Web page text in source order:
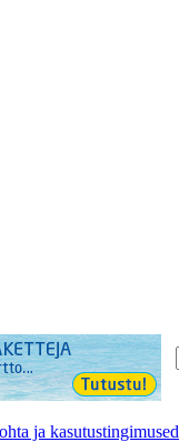
ja kasutustingimused